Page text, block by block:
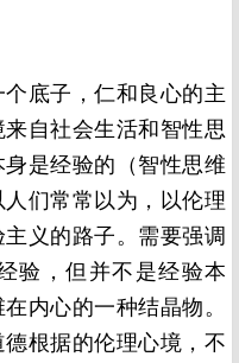
底子，仁和良心的主
自社会生活和智性思
是经验的（智性思维
们常常以为，以伦理
义的路子。需要强调
验，但并不是经验本
内心的一种结晶物。
根据的伦理心境，不